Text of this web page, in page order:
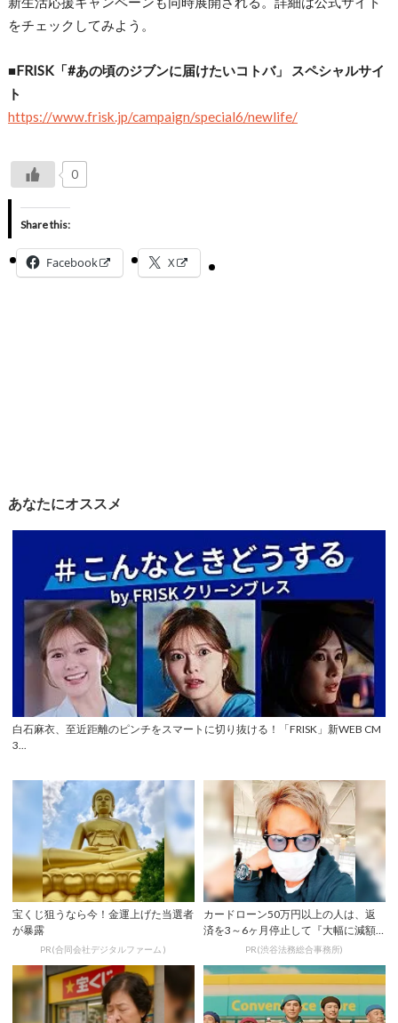
をチェックしてみよう。
■FRISK「#あの頃のジブンに届けたいコトバ」 スペシャルサイ
ト
https://www.frisk.jp/campaign/special6/newlife/
0
Share this:
Facebook X
あなたにオススメ
白石麻衣、至近距離のピンチをスマートに切り抜ける！「FRISK」新WEB CM
3...
宝くじ狙うなら今！金運上げた当選者
が暴露
PR(合同会社デジタルファーム )
カードローン50万円以上の人は、返
済を3～6ヶ月停止して『大幅に減額
してから返済...PR(渋谷法務総合事務所)